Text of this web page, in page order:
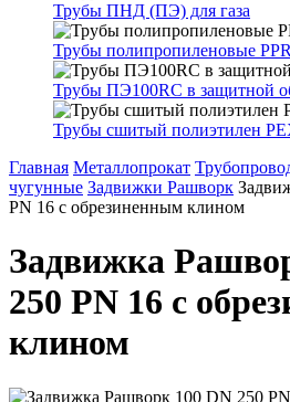
Трубы ПНД (ПЭ) для газа
Трубы полипропиленовые
Трубы ПЭ100RC в защитной
Трубы сшитый полиэтилен
Главная Металлопрокат
чугунные Задвижки Рашворк
PN 16 с обрезиненным клином
Задвижка
250 PN 16 с
клином